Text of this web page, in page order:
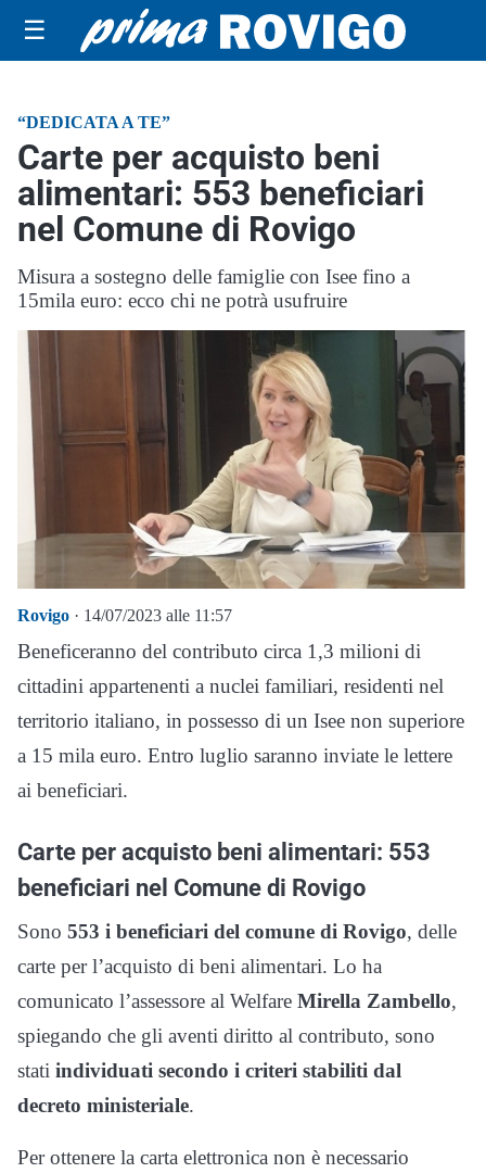
☰
“DEDICATA A TE”
Carte per acquisto beni
alimentari: 553 beneficiari
nel Comune di Rovigo
Misura a sostegno delle famiglie con Isee fino a
15mila euro: ecco chi ne potrà usufruire
Rovigo · 14/07/2023 alle 11:57
Beneficeranno del contributo circa 1,3 milioni di
cittadini appartenenti a nuclei familiari, residenti nel
territorio italiano, in possesso di un Isee non superiore
a 15 mila euro. Entro luglio saranno inviate le lettere
ai beneficiari.
Carte per acquisto beni alimentari: 553
beneficiari nel Comune di Rovigo
Sono 553 i beneficiari del comune di Rovigo, delle
carte per l’acquisto di beni alimentari. Lo ha
comunicato l’assessore al Welfare Mirella Zambello,
spiegando che gli aventi diritto al contributo, sono
stati individuati secondo i criteri stabiliti dal
decreto ministeriale.
Per ottenere la carta elettronica non è necessario